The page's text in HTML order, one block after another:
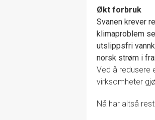
Økt forbruk
Svanen krever
klimaproblem
utslippsfri
norsk strøm i
Ved å redusere
virksomheter
Nå har altså